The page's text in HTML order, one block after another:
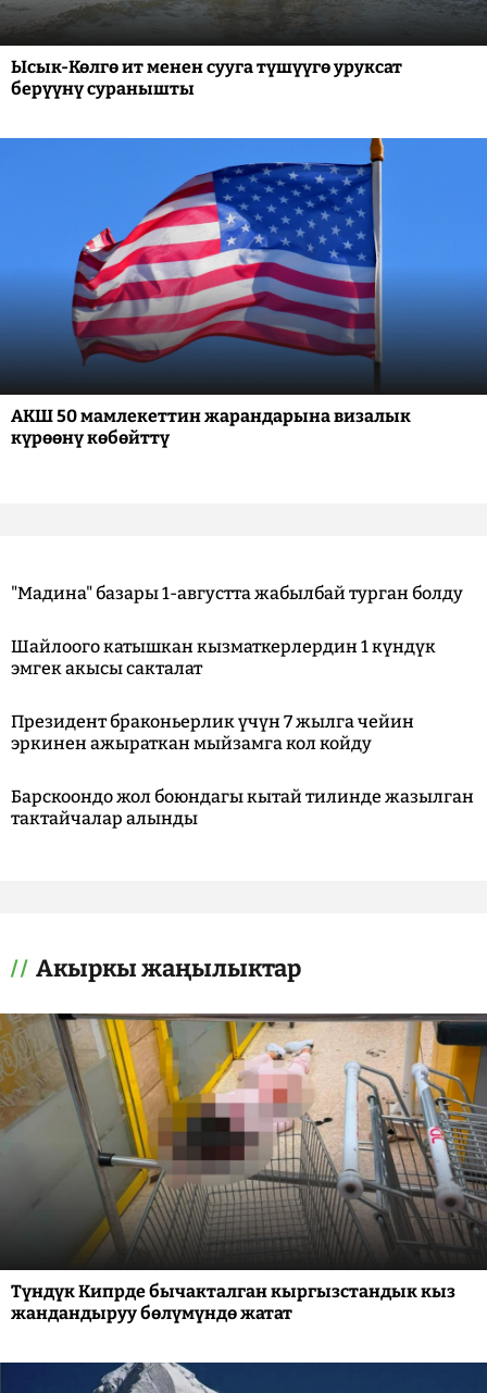
Ысык-Көлгө ит менен сууга түшүүгө уруксат
берүүнү суранышты
АКШ 50 мамлекеттин жарандарына визалык
күрөөнү көбөйттү
"Мадина" базары 1-августта жабылбай турган болду
Шайлоого катышкан кызматкерлердин 1 күндүк
эмгек акысы сакталат
Президент браконьерлик үчүн 7 жылга чейин
эркинен ажыраткан мыйзамга кол койду
Барскоондо жол боюндагы кытай тилинде жазылган
тактайчалар алынды
Акыркы жаңылыктар
Түндүк Кипрде бычакталган кыргызстандык кыз
жандандыруу бөлүмүндө жатат